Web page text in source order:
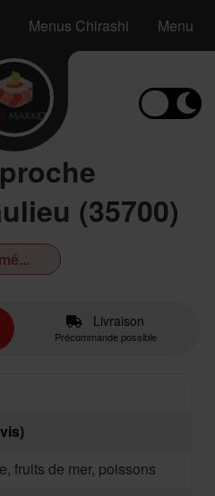
Menus Chirashi Menus
(35700)
Livraison
Précommande possible
fruits de mer, poissons